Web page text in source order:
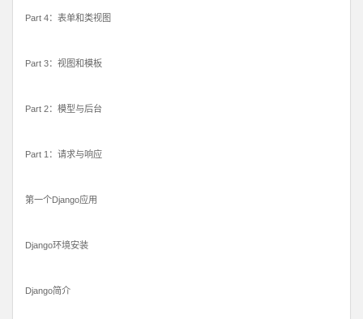
Part 4：表单和类视图
Part 3：视图和模板
Part 2：模型与后台
Part 1：请求与响应
第一个Django应用
Django环境安装
Django简介